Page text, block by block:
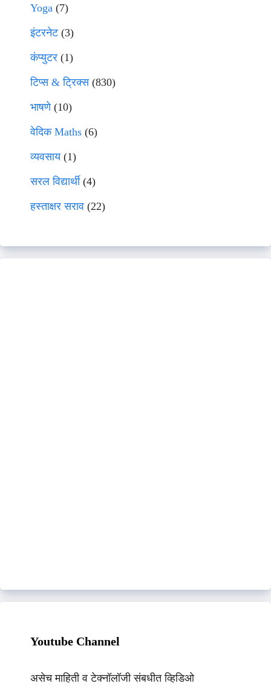
Yoga (7)
इंटरनेट(3)
कंप्युटर (1)
टिप्स & ट्रिक्स(830)
भाषणे(10)
वेदिक Maths (6)
व्यवसाय(1)
सरल विद्यार्थी(4)
हस्ताक्षर सराव (22)
Youtube Channel
असेच माहिती व टेक्नॉलॉजी संबधीत व्हिडिओ